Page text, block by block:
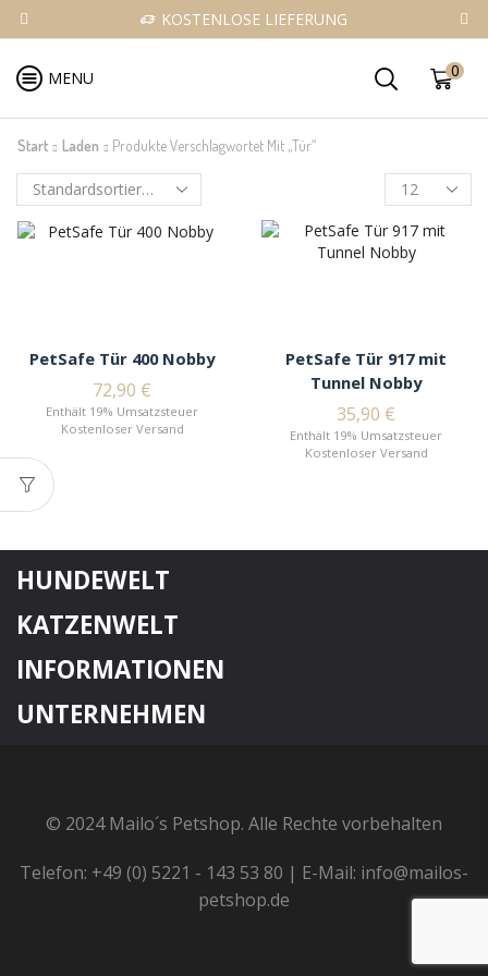
KOSTENLOSE LIEFERUNG
MENU 0
Start Laden Produkte Verschlagwortet Mit „Tür“
PetSafe Tür 400 Nobby
72,90 €
Enthält 19% Umsatzsteuer
Kostenloser Versand
PetSafe Tür 917 mit
Tunnel Nobby
35,90 €
Enthält 19% Umsatzsteuer
Kostenloser Versand
HUNDEWELT
KATZENWELT
INFORMATIONEN
UNTERNEHMEN
© 2024 Mailo´s Petshop. Alle Rechte vorbehalten
Telefon: +49 (0) 5221 - 143 53 80 | E-Mail: info@mailos-
petshop.de